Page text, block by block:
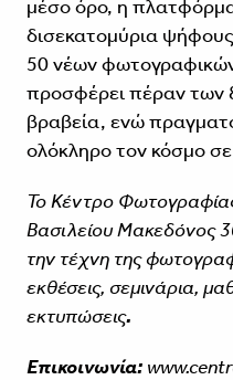
μέσο όρο, η
δισεκατομύρια
50 νέων
προσφέρει πέραν των
βραβεία, ενώ
ολόκληρο τον κόσμο
To Kέντρο
Βασιλείου Μακεδόνος
την τέχνη της
εκθέσεις, σεμινάρια,
εκτυπώσεις.
Eπικοινωνία: